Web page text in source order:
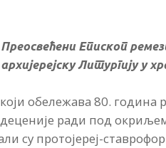
Епископ
Литургију у
обележава 80.
ради под
су протојереј-